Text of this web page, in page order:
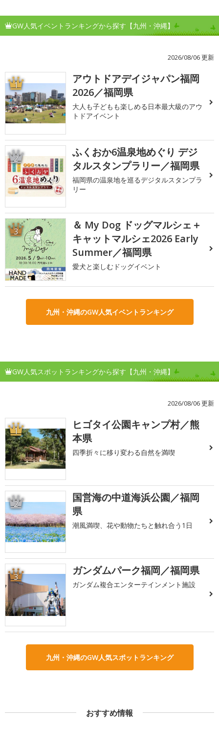
GW人気イベントランキングから探す【九州・沖縄】
2026/08/06 更新
1
アウトドアデイジャパン福岡
2026／福岡県
大人も子どもも楽しめる日本最大級のアウ
トドアイベント
2
ふくおか6温泉地めぐり デジ
タルスタンプラリー／福岡県
福岡県の温泉地を巡るデジタルスタンプラ
リー
3
＆ My Dog ドッグマルシェ＋
キャットマルシェ2026 Early
Summer／福岡県
愛犬と楽しむドッグイベント
九州・沖縄のGW人気イベントランキング
GW人気スポットランキングから探す【九州・沖縄】
2026/08/06 更新
1
ヒゴタイ公園キャンプ村／熊
本県
四季折々に移り変わる自然を満喫
2
国営海の中道海浜公園／福岡
県
潮風満喫、花や動物たちと触れ合う1日
3 ガンダムパーク福岡／福岡県
ガンダム複合エンターテインメント施設
九州・沖縄のGW人気スポットランキング
おすすめ情報